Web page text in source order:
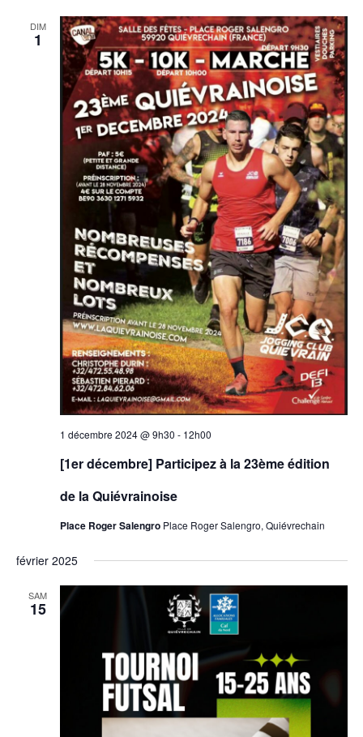
DIM
1
1 décembre 2024 @ 9h30 - 12h00
[1er décembre] Participez à la 23ème édition
de la Quiévrainoise
Place Roger Salengro Place Roger Salengro, Quiévrechain
février 2025
SAM
15